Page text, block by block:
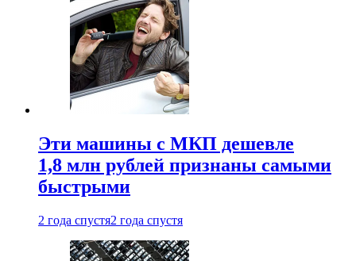
Эти машины с МКП дешевле
1,8 млн рублей признаны самыми
быстрыми
2 года спустя2 года спустя